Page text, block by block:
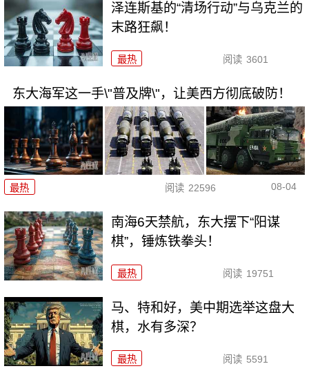
泽连斯基的“清场行动”与乌克兰的
末路狂飙！
最热 阅读 3601
东大海军这一手\"普及牌\"，让美西方彻底破防！
最热 阅读 22596 08-04
南海6天禁航，东大摆下“阳谋
棋”，锤炼铁拳头！
最热 阅读 19751
马、特和好，美中期选举这盘大
棋，水有多深？
最热 阅读 5591